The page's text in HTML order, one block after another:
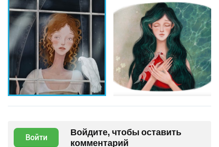
Войти
Войдите, чтобы оставить
комментарий